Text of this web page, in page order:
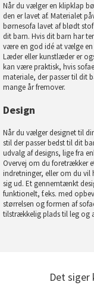
Når du vælger en klipklap
den er lavet af. Materialet
børnesofa lavet af blødt
dit barn. Hvis dit barn har
være en god idé at vælge
Læder eller kunstlæder er
kan være praktisk, hvis
materiale, der passer til dit
mange år fremover.
Design
Når du vælger designet til
stil der passer bedst til dit
udvalg af designs, lige fra
Overvej om du foretrækker
indretninger, eller om du vil
sig ud. Et gennemtænkt
funktionelt, f.eks. med
størrelsen og formen af
tilstrækkelig plads til leg og
Det siger